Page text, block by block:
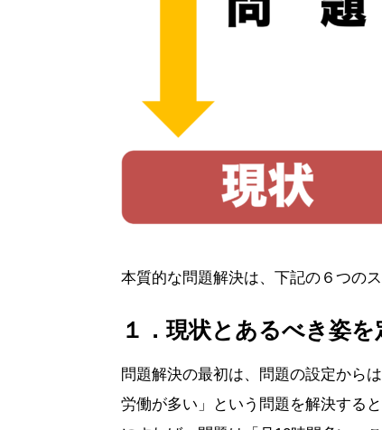
本質的な問題解決は、下記の６つの
１．現状とあるべき姿
問題解決の最初は、問題の設定から
労働が多い」という問題を解決する